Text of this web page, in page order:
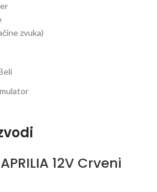
zvuka)
12V Crveni